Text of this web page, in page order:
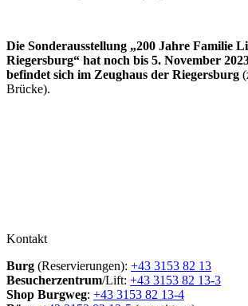
Die Sonderausstellung „200 Jahre Familie
Riegersburg“ hat noch bis 5. November
befindet sich im Zeughaus der Riegersburg
Brücke).
Kontakt
Burg (Reservierungen): +43 3153 82 13
Besucherzentrum/Lift: +43 3153 82 13-3
Shop Burgweg: +43 3153 82 13-4